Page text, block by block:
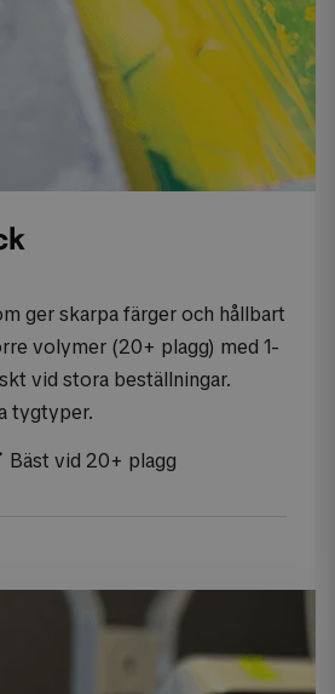
ger skarpa färger och hållbart
volymer (20+ plagg) med 1-
vid stora beställningar.
tygtyper.
Bäst vid 20+ plagg